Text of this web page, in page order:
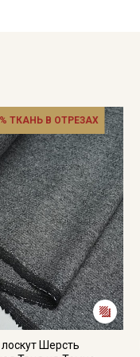
ТКАНЬ В ОТРЕЗАХ
Шерсть